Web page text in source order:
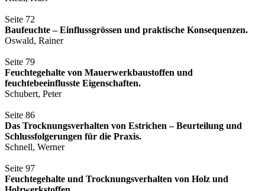
Seite 72
Baufeuchte – Einflussgrössen und praktische Konsequenzen.
Oswald, Rainer
Seite 79
Feuchtegehalte von Mauerwerkbaustoffen und
feuchtebeeinflusste Eigenschaften.
Schubert, Peter
Seite 86
Das Trocknungsverhalten von Estrichen – Beurteilung und
Schlussfolgerungen für die Praxis.
Schnell, Werner
Seite 97
Feuchtegehalte und Trocknungsverhalten von Holz und